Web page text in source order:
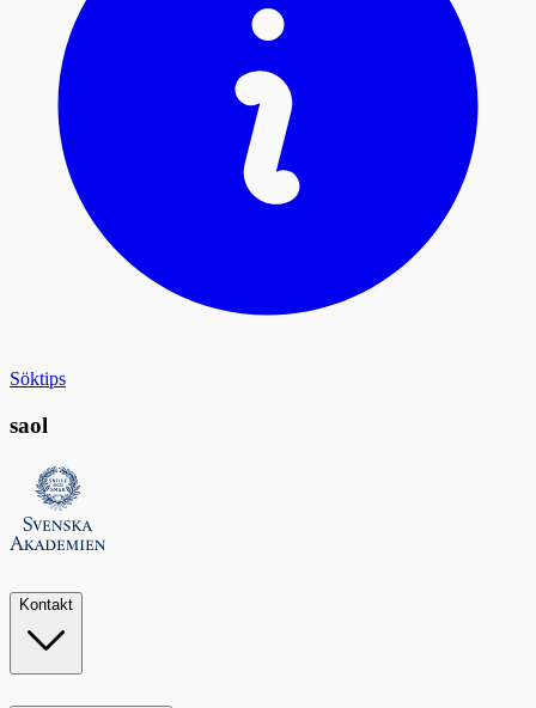
Söktips
saol
Kontakt